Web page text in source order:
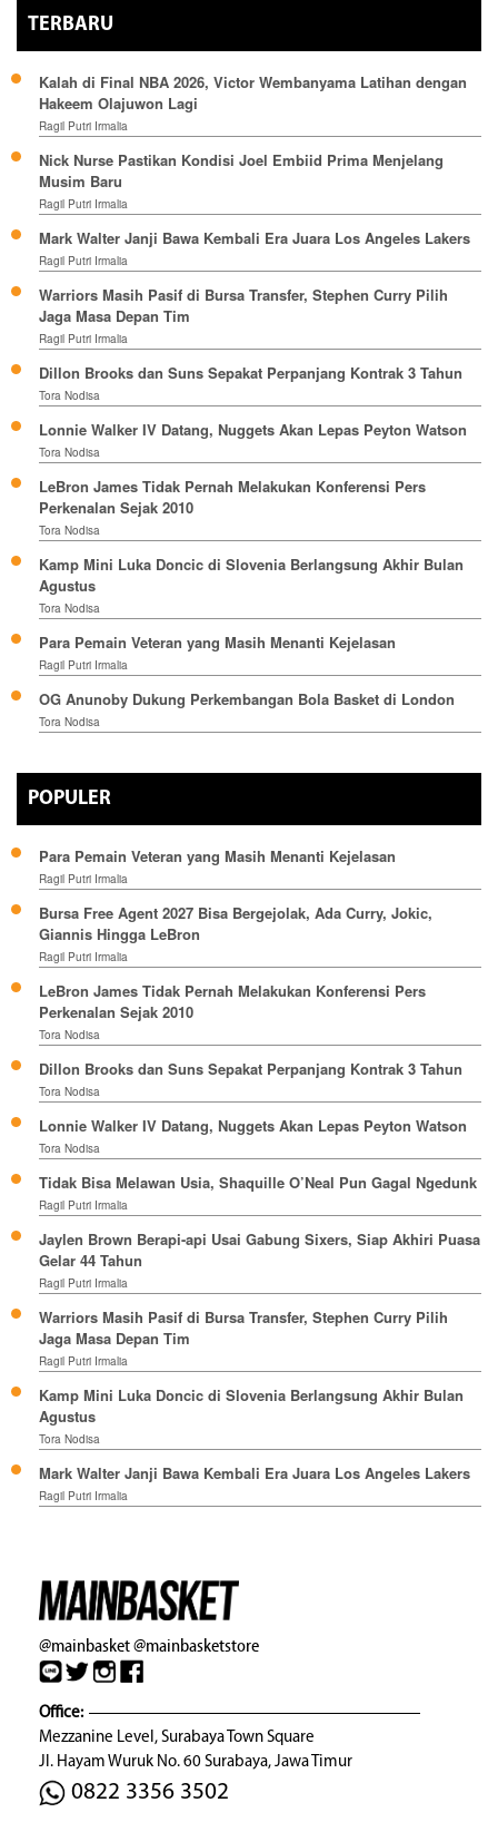
TERBARU
Kalah di Final NBA 2026, Victor Wembanyama Latihan dengan
Hakeem Olajuwon Lagi
Ragil Putri Irmalia
Nick Nurse Pastikan Kondisi Joel Embiid Prima Menjelang
Musim Baru
Ragil Putri Irmalia
Mark Walter Janji Bawa Kembali Era Juara Los Angeles Lakers
Ragil Putri Irmalia
Warriors Masih Pasif di Bursa Transfer, Stephen Curry Pilih
Jaga Masa Depan Tim
Ragil Putri Irmalia
Dillon Brooks dan Suns Sepakat Perpanjang Kontrak 3 Tahun
Tora Nodisa
Lonnie Walker IV Datang, Nuggets Akan Lepas Peyton Watson
Tora Nodisa
LeBron James Tidak Pernah Melakukan Konferensi Pers
Perkenalan Sejak 2010
Tora Nodisa
Kamp Mini Luka Doncic di Slovenia Berlangsung Akhir Bulan
Agustus
Tora Nodisa
Para Pemain Veteran yang Masih Menanti Kejelasan
Ragil Putri Irmalia
OG Anunoby Dukung Perkembangan Bola Basket di London
Tora Nodisa
POPULER
Para Pemain Veteran yang Masih Menanti Kejelasan
Ragil Putri Irmalia
Bursa Free Agent 2027 Bisa Bergejolak, Ada Curry, Jokic,
Giannis Hingga LeBron
Ragil Putri Irmalia
LeBron James Tidak Pernah Melakukan Konferensi Pers
Perkenalan Sejak 2010
Tora Nodisa
Dillon Brooks dan Suns Sepakat Perpanjang Kontrak 3 Tahun
Tora Nodisa
Lonnie Walker IV Datang, Nuggets Akan Lepas Peyton Watson
Tora Nodisa
Tidak Bisa Melawan Usia, Shaquille O’Neal Pun Gagal Ngedunk
Ragil Putri Irmalia
Jaylen Brown Berapi-api Usai Gabung Sixers, Siap Akhiri Puasa
Gelar 44 Tahun
Ragil Putri Irmalia
Warriors Masih Pasif di Bursa Transfer, Stephen Curry Pilih
Jaga Masa Depan Tim
Ragil Putri Irmalia
Kamp Mini Luka Doncic di Slovenia Berlangsung Akhir Bulan
Agustus
Tora Nodisa
Mark Walter Janji Bawa Kembali Era Juara Los Angeles Lakers
Ragil Putri Irmalia
@mainbasket@mainbasketstore
Office:
Mezzanine Level, Surabaya Town Square
Jl. Hayam Wuruk No. 60 Surabaya, Jawa Timur
0822 3356 3502